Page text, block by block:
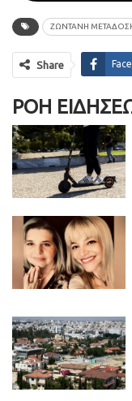
ΖΩΝΤΑΝΉ
Share
ΡΟΉ